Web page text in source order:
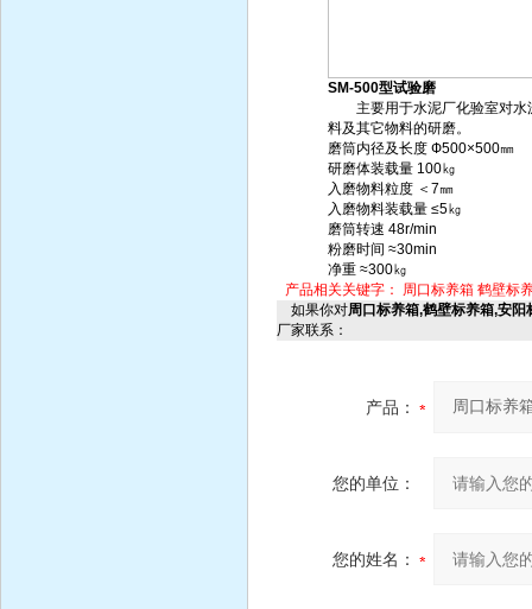
SM-500型试验磨
主要用于水泥厂化验室对水
料及其它物料的研磨。
磨筒内径及长度 Ф500×500㎜
研磨体装载量 100㎏
入磨物料粒度 ＜7㎜
入磨物料装载量 ≤5㎏
磨筒转速 48r/min
粉磨时间 ≈30min
净重 ≈300㎏
产品相关关键字：
周口标养箱 鹤壁标
如果你对周口标养箱,鹤壁标养箱,安
厂家联系：
产品：
您的单位：
您的姓名：